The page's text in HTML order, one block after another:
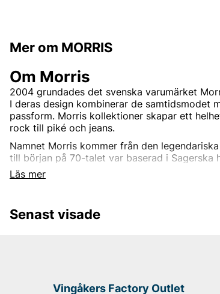
Mer om MORRIS
Läs mer
Om Morris
2004 grundades det svenska varumärket
I deras design kombinerar de samtidsmodet
passform. Morris kollektioner skapar ett
rock till piké och jeans.
Namnet Morris kommer från den
till början på 70-talet var baserad i Sagerska
Morris var dåtidens mest självklara adress för
lockade klädsnobbar från hela landet.
Andra populära varumärken:
Senast visade
Vingåkers Factory Outlet